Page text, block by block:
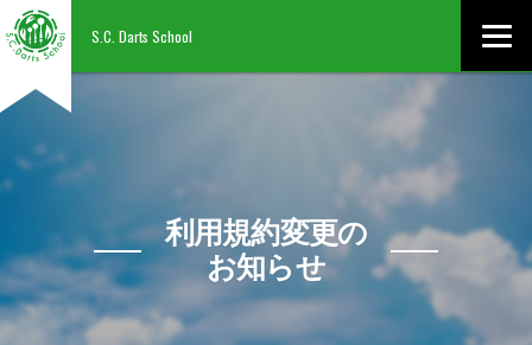
S.C. Darts School
利用規約変更の
お知らせ